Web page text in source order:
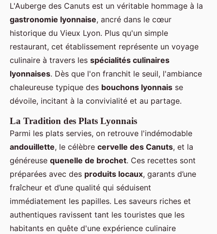
L'Auberge des Canuts est un véritable hommage à la
gastronomie lyonnaise, ancré dans le cœur
historique du Vieux Lyon. Plus qu'un simple
restaurant, cet établissement représente un voyage
culinaire à travers les spécialités culinaires
lyonnaises. Dès que l'on franchit le seuil, l'ambiance
chaleureuse typique des bouchons lyonnais se
dévoile, incitant à la convivialité et au partage.
La Tradition des Plats Lyonnais
Parmi les plats servies, on retrouve l'indémodable
andouillette, le célèbre cervelle des Canuts, et la
généreuse quenelle de brochet. Ces recettes sont
préparées avec des produits locaux, garants d’une
fraîcheur et d’une qualité qui séduisent
immédiatement les papilles. Les saveurs riches et
authentiques ravissent tant les touristes que les
habitants en quête d'une expérience culinaire